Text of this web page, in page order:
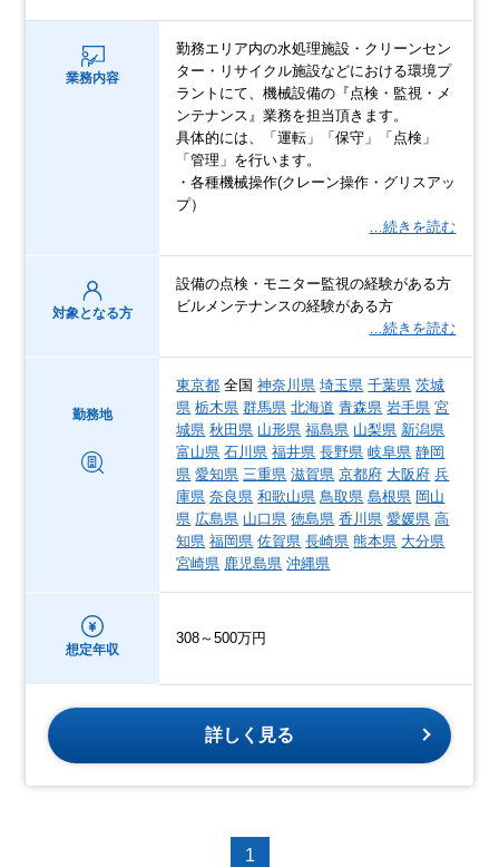
業務内容
勤務エリア内の水処理施設・クリーンセン
ター・リサイクル施設などにおける環境プ
ラントにて、機械設備の『点検・監視・メ
ンテナンス』業務を担当頂きます。
具体的には、「運転」「保守」「点検」
「管理」を行います。
・各種機械操作(クレーン操作・グリスアッ
プ）
…続きを読む
対象となる方
設備の点検・モニター監視の経験がある方
ビルメンテナンスの経験がある方
…続きを読む
勤務地
東京都 全国神奈川県 埼玉県 千葉県 茨城
県 栃木県 群馬県 北海道 青森県 岩手県 宮
城県 秋田県 山形県 福島県 山梨県 新潟県
富山県 石川県 福井県 長野県 岐阜県 静岡
県 愛知県 三重県 滋賀県 京都府 大阪府 兵
庫県 奈良県 和歌山県 鳥取県 島根県 岡山
県 広島県 山口県 徳島県 香川県 愛媛県 高
知県 福岡県 佐賀県 長崎県 熊本県 大分県
宮崎県 鹿児島県 沖縄県
想定年収
308～500万円
詳しく見る
1